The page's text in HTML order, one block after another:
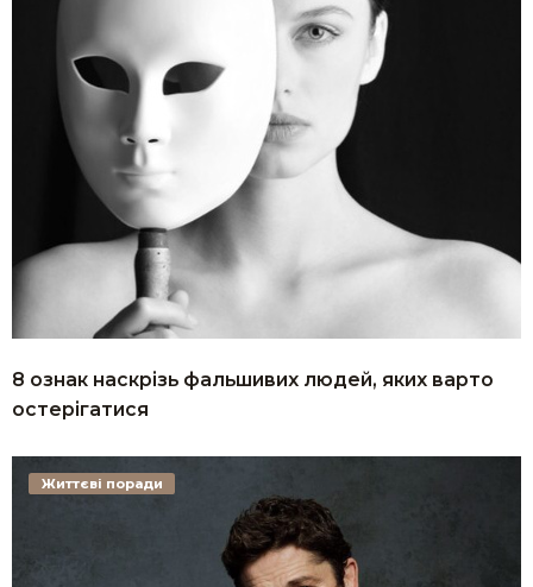
8 ознак наскрізь фальшивих людей, яких варто
остерігатися
Життєві поради